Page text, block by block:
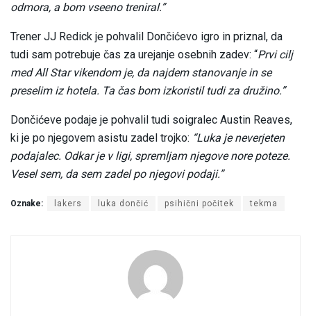
odmora, a bom vseeno treniral.”
Trener JJ Redick je pohvalil Dončićevo igro in priznal, da
tudi sam potrebuje čas za urejanje osebnih zadev: “Prvi cilj
med All Star vikendom je, da najdem stanovanje in se
preselim iz hotela. Ta čas bom izkoristil tudi za družino.”
Dončićeve podaje je pohvalil tudi soigralec Austin Reaves,
ki je po njegovem asistu zadel trojko: “Luka je neverjeten
podajalec. Odkar je v ligi, spremljam njegove nore poteze.
Vesel sem, da sem zadel po njegovi podaji.”
Oznake: lakers luka dončić psihični počitek tekma